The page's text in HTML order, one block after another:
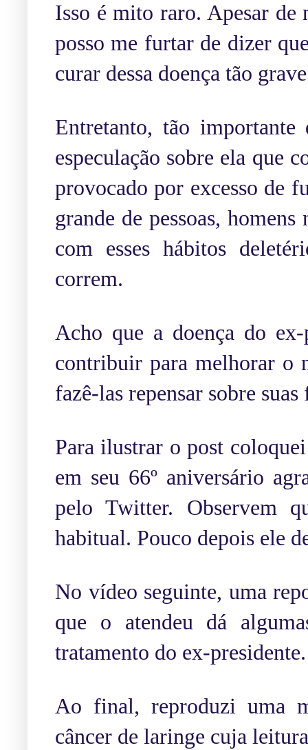
Isso é mito raro. Apesar de
posso me furtar de dizer
curar dessa doença tão
Entretanto, tão
especulação sobre ela que
provocado por excesso de
grande de pessoas,
com esses hábitos
correm.
Acho que a doença do
contribuir para melhorar o
fazê-las repensar sobre
Para ilustrar o post
em seu 66º aniversário
pelo Twitter. Observem
habitual. Pouco depois ele
No vídeo seguinte, uma
que o atendeu dá
tratamento do ex-presidente.
Ao final, reproduzi uma
câncer de laringe cuja